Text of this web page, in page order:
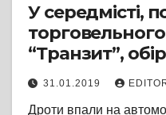
У середмісті,
“Транзит”,
31.01.2019
Дроти впали на